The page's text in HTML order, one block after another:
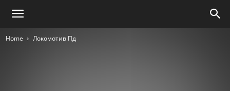
Home Локомотив Пд